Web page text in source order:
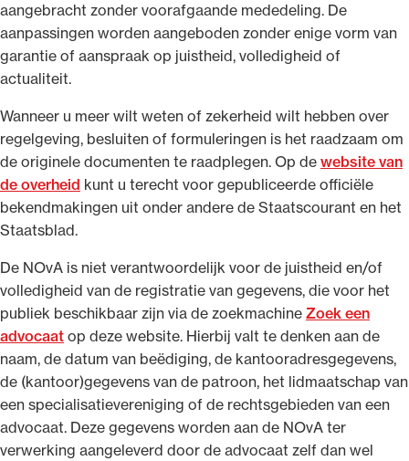
aangebracht zonder voorafgaande mededeling. De
aanpassingen worden aangeboden zonder enige vorm van
garantie of aanspraak op juistheid, volledigheid of
actualiteit.
Wanneer u meer wilt weten of zekerheid wilt hebben over
regelgeving, besluiten of formuleringen is het raadzaam om
de originele documenten te raadplegen. Op de website van
de overheid kunt u terecht voor gepubliceerde officiële
bekendmakingen uit onder andere de Staatscourant en het
Staatsblad.
De NOvA is niet verantwoordelijk voor de juistheid en/of
volledigheid van de registratie van gegevens, die voor het
publiek beschikbaar zijn via de zoekmachine Zoek een
advocaat op deze website. Hierbij valt te denken aan de
naam, de datum van beëdiging, de kantooradresgegevens,
de (kantoor)gegevens van de patroon, het lidmaatschap van
een specialisatievereniging of de rechtsgebieden van een
advocaat. Deze gegevens worden aan de NOvA ter
verwerking aangeleverd door de advocaat zelf dan wel